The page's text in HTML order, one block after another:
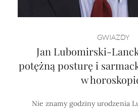
GWIAZDY
Jan Lubomirski-
potężną posturę i
w
Nie znamy godziny urodzenia